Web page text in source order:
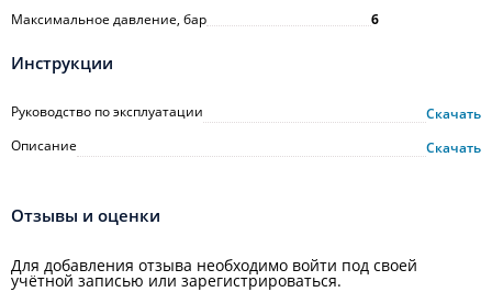
Максимальное давление, бар
6
Инструкции
Руководство по эксплуатации
Скачать
Описание
Скачать
Отзывы и оценки
Для добавления отзыва необходимо войти под своей
учётной записью или зарегистрироваться.